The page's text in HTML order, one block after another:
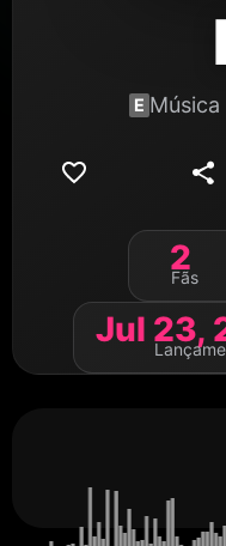
E Música
2
Fãs
Jul 23,